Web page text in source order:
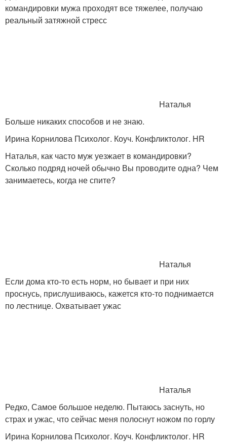
командировки мужа проходят все тяжелее, получаю
реальный затяжной стресс
Наталья
Больше никаких способов и не знаю.
Ирина Корнилова Психолог. Коуч. Конфликтолог. HR
Наталья, как часто муж уезжает в командировки?
Сколько подряд ночей обычно Вы проводите одна? Чем
занимаетесь, когда не спите?
Наталья
Если дома кто-то есть норм, но бывает и при них
проснусь, прислушиваюсь, кажется кто-то поднимается
по лестнице. Охватывает ужас
Наталья
Редко, Самое большое неделю. Пытаюсь заснуть, но
страх и ужас, что сейчас меня полоснут ножом по горлу
Ирина Корнилова Психолог. Коуч. Конфликтолог. HR